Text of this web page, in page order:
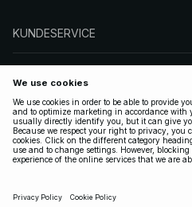
KUNDESERVICE
FØLG OSS
LOVLIG